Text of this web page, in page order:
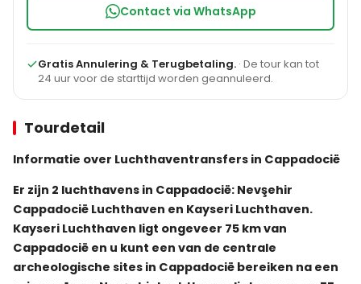
Tourdetail
Informatie over Luchthaventransfers in Cappadocië
Er zijn 2 luchthavens in Cappadocië: Nevşehir
Cappadocië Luchthaven en Kayseri Luchthaven.
Kayseri Luchthaven ligt ongeveer 75 km van
Cappadocië en u kunt een van de centrale
archeologische sites in Cappadocië bereiken na een
Contact via WhatsApp
Gratis Annulering & Terugbetaling. · De tour kan tot
24 uur voor de starttijd worden geannuleerd.